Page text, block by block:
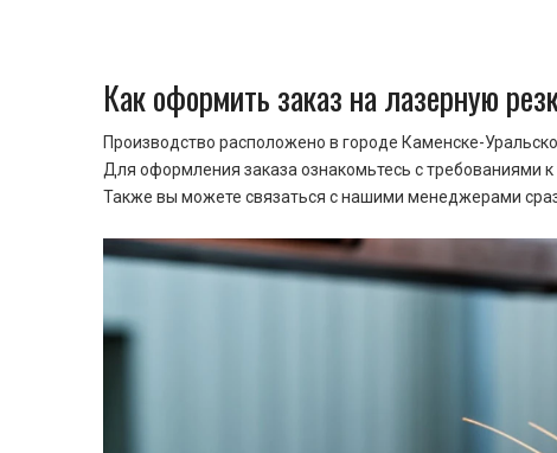
Как оформить заказ на лазерную
Производство расположено в городе Каменске-
Для оформления заказа ознакомьтесь с требованиями
Также вы можете связаться с нашими менеджерами